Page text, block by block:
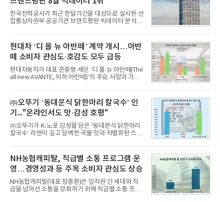
을 분석한 결과, 메가스터디교육이 브랜드평판지수
1,710,926을 기록하며 8월 1위에 올랐다고 밝혔다.
분석에 활용된 빅데이터는 지난 7월(9,491,206건) 대
비 6.14% 증가한 수치로, 교육서비스 상장기업 브랜
디교육, 대교, 디지
한국전력공사가 최근 한달기간을 대상으로 실시된 산
업통상자원부 공공기관 브랜드평판 빅데이터 분석에
이 순으로 뒤를 이었다.7일 한국기업평판연구소(소장
구창환)는 산업통상자원부 공공기관 41개 브랜드를
대상으로 지난 7월 7일부터 8월 7일까지 수집된 소비
자 빅데이터 91,102,549건을 분석한 결과, 한국전력
공사가 브랜드평판지수 10,670,633을 기록하며 8월
1위에 올랐다고 밝혔다. 분석에 활용된 빅데이터는 지
난 7월(88,893,823건) 대비 2.48% 증가한 수치다.연
수력원자력, 한국석
현대차 ‘디 올 뉴 아반떼’ 계약 개시…아반
떼 소비자 관심도·호감도 모두 급등
현대자동차가 대표 준중형 세단 ‘디 올 뉴 아반떼(The
all new AVANTE, 이하 아반떼)’의 주요 사양과 가격
떼는 6년 만에 선보이는 8세대 완전변경 모델로, ▲정
교한 선과 면을 중심으로 완성한 파격적인 디자인 ▲
과거 중형 세단 수준으로 확대된 차체 제원 ▲글로벌
최고 수준의 안전성 ▲성능과 효율을 동시에 높인 주
행 완성도 ▲첨단 편의 및 디지털 사양 적용 등을 통해
글로벌 준중형 세단의 새로운 기준을 세웠다.아반떼
는 가솔린 2.0과 1.6 하이브리드 두 가지 파워트레인
넘
㈜오뚜기 ‘동대문식 닭한마리 칼국수’ 인
기..."온라인서도 맛·감성 호평"
㈜오뚜기가 K-노포 감성을 담은 ‘동대문식 닭한마리
칼국수’ 라면이 깊고 담백한 국물 맛과 차별화된 스토
혔다.‘동대문식 닭한마리 칼국수’는 예상을 뛰어넘는
소비자 호응에 힘입어 지난 7월 13일 첫 선을 보인 지
단 18일 만에 누적 판매량 50만 개를 돌파하는 성과를
거두었다.이번 신제품은 개발진이 전국의 닭한마리
전문점을 직접 찾아 다니며 최적의 육수 비율을 완성
했다. 자극적이지 않으면서도 깊은 닭육수에 마늘의
개운한 풍미를 더했으며, 국물이 잘 배어들면서도 쫄
NH농협캐피탈, 직급별 소통 프로그램 운
영…경영성과 등 주목 소비자 관심도 상승
NH농협캐피탈(대표 장종환)은 임직원 간 세대와 직
급을 넘어선 소통을 강화하기 위해 직급별 소통 프로